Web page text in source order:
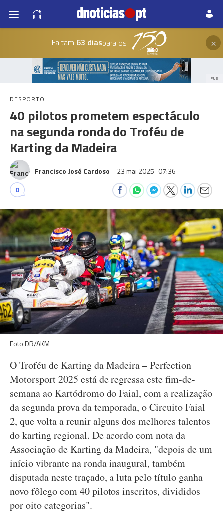
Faltam 63 diaspara os ×
PUB
DESPORTO
40 pilotos prometem espectáculo
na segunda ronda do Troféu de
Karting da Madeira
Francisco José Cardoso 23 mai 2025 07:36
0
Foto DR/AKM
O Troféu de Karting da Madeira – Perfection
Motorsport 2025 está de regressa este fim-de-
semana ao Kartódromo do Faial, com a realização
da segunda prova da temporada, o Circuito Faial
2, que volta a reunir alguns dos melhores talentos
do karting regional. De acordo com nota da
Associação de Karting da Madeira, "depois de um
início vibrante na ronda inaugural, também
disputada neste traçado, a luta pelo título ganha
novo fôlego com 40 pilotos inscritos, divididos
por oito categorias".